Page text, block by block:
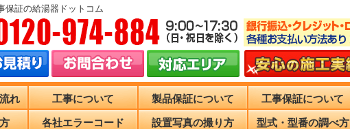
保証の給湯器ドットコム
れ 工事について 製品保証について 工事保証について
各社エラーコード 設置写真の撮り方 型式・型番の調べ方